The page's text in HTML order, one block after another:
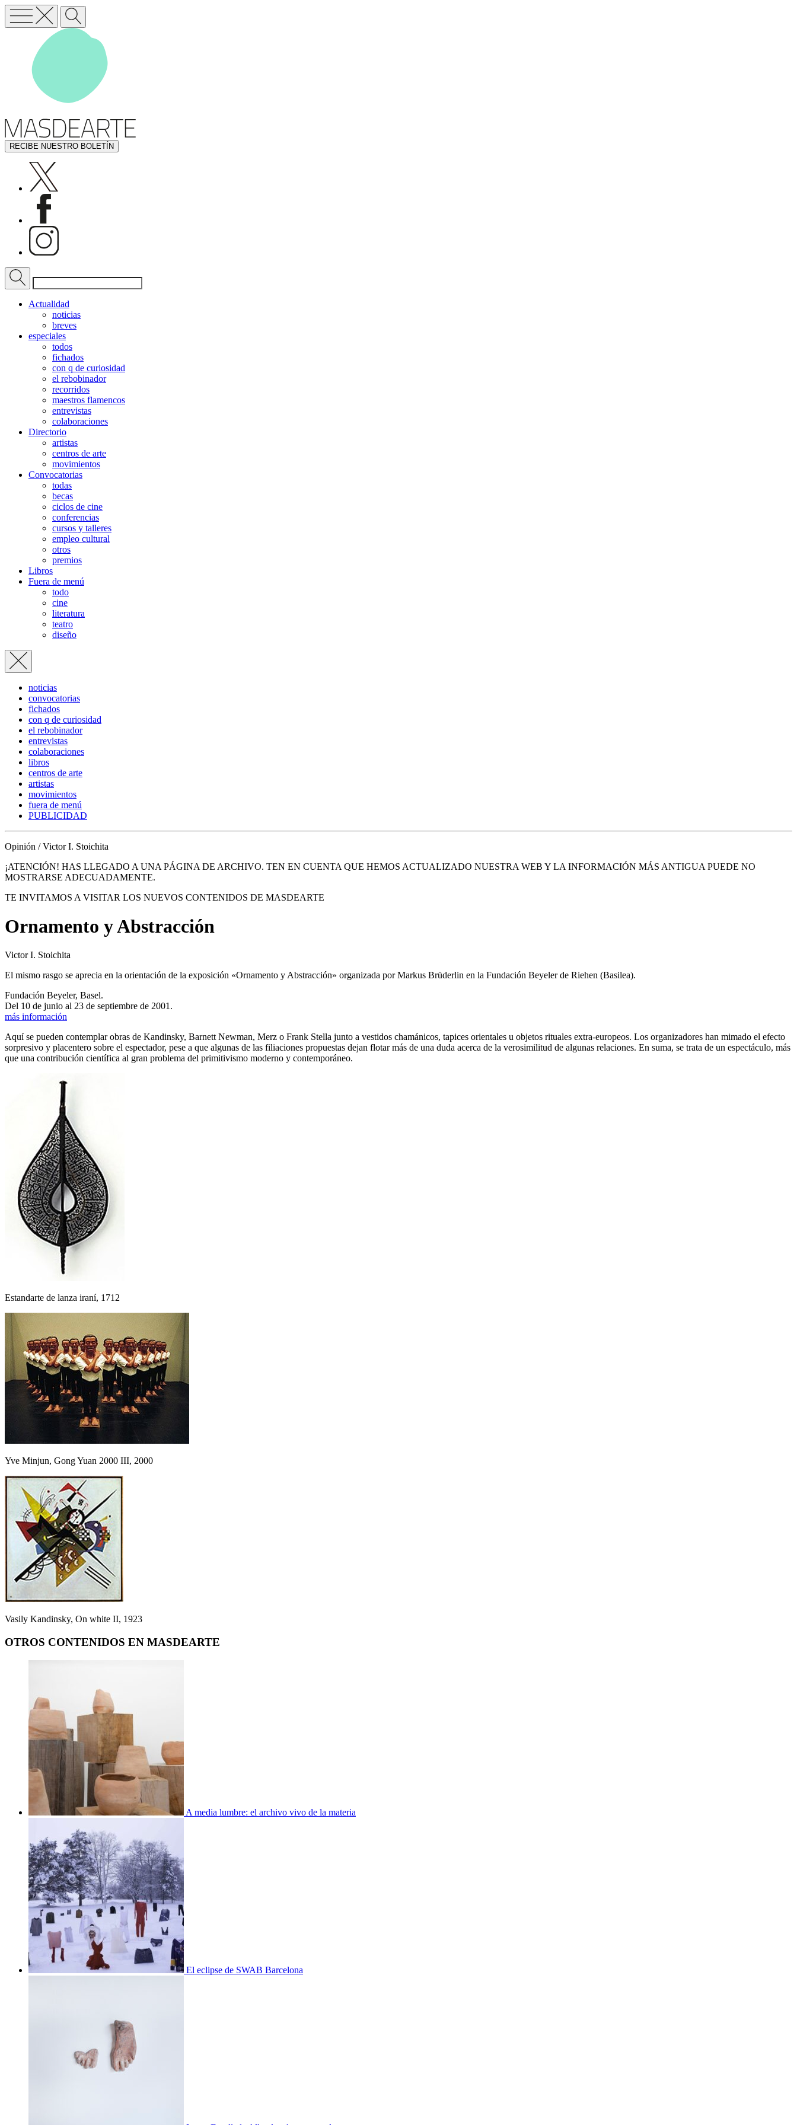
RECIBE NUESTRO BOLETÍN
Actualidad
noticias
breves
especiales
todos
fichados
con q de curiosidad
el rebobinador
recorridos
maestros flamencos
entrevistas
colaboraciones
Directorio
artistas
centros de arte
movimientos
Convocatorias
todas
becas
ciclos de cine
conferencias
cursos y talleres
empleo cultural
otros
premios
Libros
Fuera de menú
todo
cine
literatura
teatro
diseño
noticias
convocatorias
fichados
con q de curiosidad
el rebobinador
entrevistas
colaboraciones
libros
centros de arte
artistas
movimientos
fuera de menú
PUBLICIDAD
Opinión / Victor I. Stoichita
¡ATENCIÓN! HAS LLEGADO A UNA PÁGINA DE ARCHIVO. TEN EN CUENTA QUE HEMOS ACTUALIZADO NUESTRA WEB Y LA INFORMACIÓN MÁS ANTIGUA PUEDE NO
MOSTRARSE ADECUADAMENTE.
TE INVITAMOS A VISITAR LOS NUEVOS CONTENIDOS DE MASDEARTE
Ornamento y Abstracción
Victor I. Stoichita
El mismo rasgo se aprecia en la orientación de la exposición «Ornamento y Abstracción» organizada por Markus Brüderlin en la Fundación Beyeler de Riehen (Basilea).
Fundación Beyeler, Basel.
Del 10 de junio al 23 de septiembre de 2001.
más información
Aquí se pueden contemplar obras de Kandinsky, Barnett Newman, Merz o Frank Stella junto a vestidos chamánicos, tapices orientales u objetos rituales extra-europeos. Los organizadores han mimado el efecto
sorpresivo y placentero sobre el espectador, pese a que algunas de las filiaciones propuestas dejan flotar más de una duda acerca de la verosimilitud de algunas relaciones. En suma, se trata de un espectáculo, más
que una contribución científica al gran problema del primitivismo moderno y contemporáneo.
Estandarte de lanza iraní, 1712
Yve Minjun, Gong Yuan 2000 III, 2000
Vasily Kandinsky, On white II, 1923
OTROS CONTENIDOS EN MASDEARTE
A media lumbre: el archivo vivo de la materia
El eclipse de SWAB Barcelona